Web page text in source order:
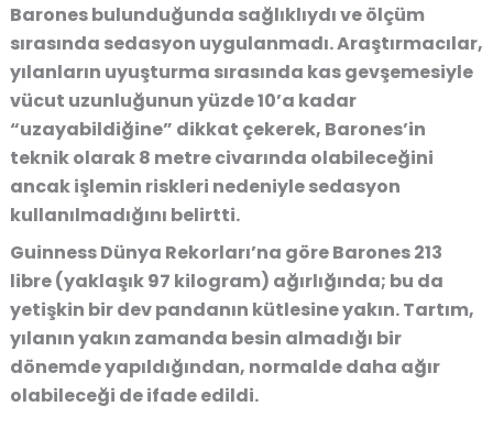
Barones bulunduğunda sağlıklıydı ve ölçüm
sırasında sedasyon uygulanmadı. Araştırmacılar,
yılanların uyuşturma sırasında kas gevşemesiyle
vücut uzunluğunun yüzde 10’a kadar
“uzayabildiğine” dikkat çekerek, Barones’in
teknik olarak 8 metre civarında olabileceğini
ancak işlemin riskleri nedeniyle sedasyon
kullanılmadığını belirtti.
Guinness Dünya Rekorları’na göre Barones 213
libre (yaklaşık 97 kilogram) ağırlığında; bu da
yetişkin bir dev pandanın kütlesine yakın. Tartım,
yılanın yakın zamanda besin almadığı bir
dönemde yapıldığından, normalde daha ağır
olabileceği de ifade edildi.